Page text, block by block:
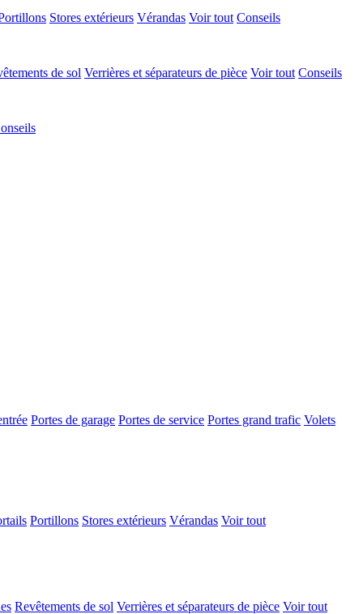
Stores extérieurs Vérandas Voir tout Conseils
de sol Verrières et séparateurs de pièce Voir tout Conseils
Portes de garage Portes de service Portes grand trafic Volets
Portillons Stores extérieurs Vérandas Voir tout
Revêtements de sol Verrières et séparateurs de pièce Voir tout